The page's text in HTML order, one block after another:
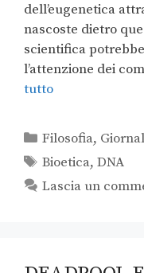
dell’eugenetica
nascoste dietro
scientifica
l’attenzione dei
tutto
Filosofia,
Bioetica,DNA
Lascia un